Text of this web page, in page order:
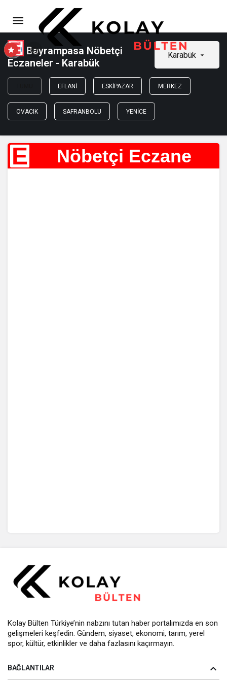
Bayrampasa Nöbetçi
Eczaneler - Karabük
Karabük
EFLANI ESKIPAZAR MERKEZ
OVACIK SAFRANBOLU YENICE
E Nöbetçi Eczane
Kolay Bülten Türkiye’nin nabzını tutan haber portalımızda en son
gelişmeleri keşfedin. Gündem, siyaset, ekonomi, tarım, yerel
spor, kültür, etkinlikler ve daha fazlasını kaçırmayın.
BAĞLANTILAR